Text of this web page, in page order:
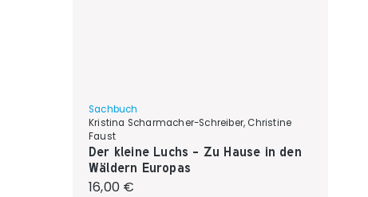
Sachbuch
Kristina Scharmacher-Schreiber, Christine
Faust
Der kleine Luchs - Zu Hause in den
Wäldern Europas
Regulärer Preis:
16,00 €